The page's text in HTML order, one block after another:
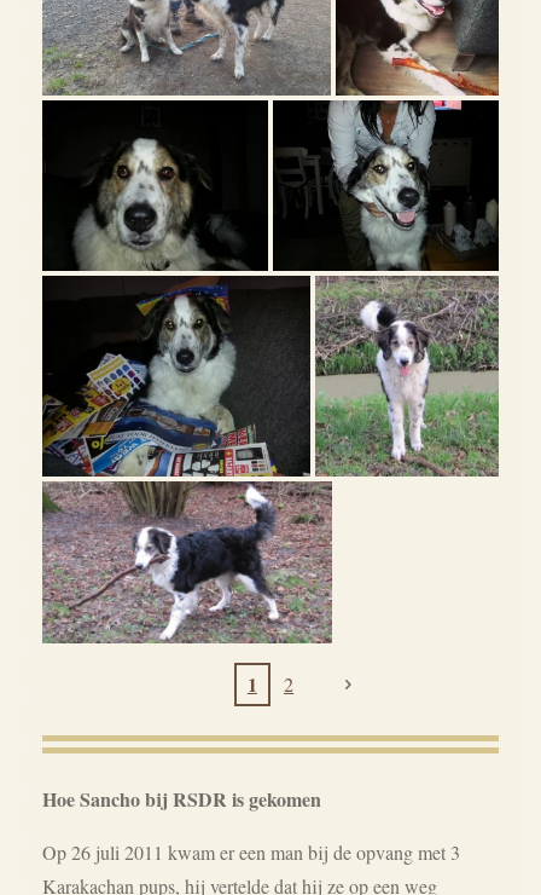
1 2
Hoe Sancho bij RSDR is gekomen
Op 26 juli 2011 kwam er een man bij de opvang met 3
Karakachan pups, hij vertelde dat hij ze op een weg